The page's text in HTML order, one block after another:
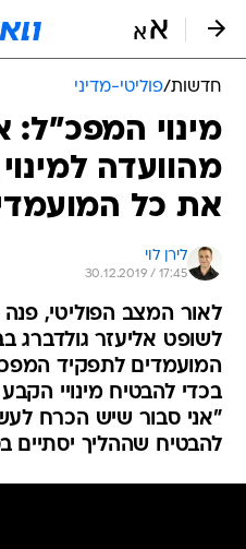
חדשות/פוליטי-מדיני
מינוי המפכ"ל:
מהוועדה
את כל
לירן לוי
30.12.2019 / 17:45
לאור המצב הפוליטי,
לשופט אליעזר
המועמדים לתפקיד
בכדי להבטיח מינויי
"אני סבור שיש הכרח
להבטיח שההליך יסתיים